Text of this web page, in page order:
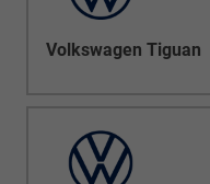
Volkswagen Tiguan